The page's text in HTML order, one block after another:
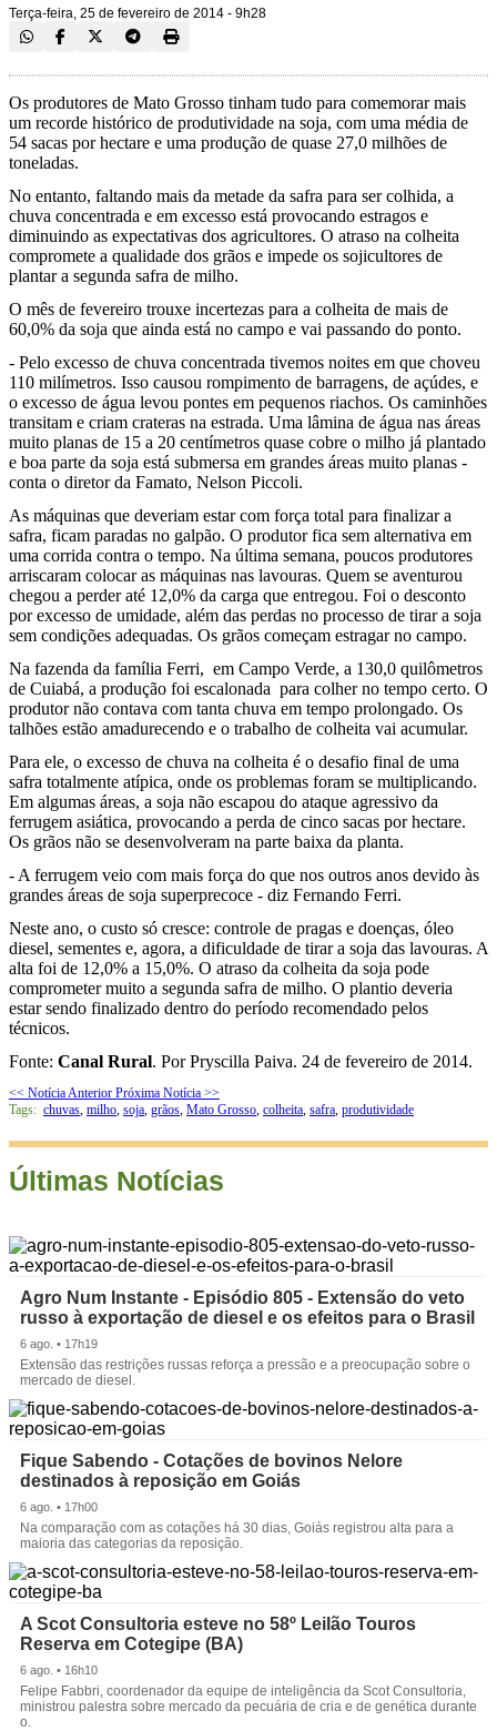
Terça-feira, 25 de fevereiro de 2014 - 9h28
Os produtores de Mato Grosso tinham tudo para comemorar mais
um recorde histórico de produtividade na soja, com uma média de
54 sacas por hectare e uma produção de quase 27,0 milhões de
toneladas.
No entanto, faltando mais da metade da safra para ser colhida, a
chuva concentrada e em excesso está provocando estragos e
diminuindo as expectativas dos agricultores. O atraso na colheita
compromete a qualidade dos grãos e impede os sojicultores de
plantar a segunda safra de milho.
O mês de fevereiro trouxe incertezas para a colheita de mais de
60,0% da soja que ainda está no campo e vai passando do ponto.
- Pelo excesso de chuva concentrada tivemos noites em que choveu
110 milímetros. Isso causou rompimento de barragens, de açúdes, e
o excesso de água levou pontes em pequenos riachos. Os caminhões
transitam e criam crateras na estrada. Uma lâmina de água nas áreas
muito planas de 15 a 20 centímetros quase cobre o milho já plantado
e boa parte da soja está submersa em grandes áreas muito planas -
conta o diretor da Famato, Nelson Piccoli.
As máquinas que deveriam estar com força total para finalizar a
safra, ficam paradas no galpão. O produtor fica sem alternativa em
uma corrida contra o tempo. Na última semana, poucos produtores
arriscaram colocar as máquinas nas lavouras. Quem se aventurou
chegou a perder até 12,0% da carga que entregou. Foi o desconto
por excesso de umidade, além das perdas no processo de tirar a soja
sem condições adequadas. Os grãos começam estragar no campo.
Na fazenda da família Ferri, em Campo Verde, a 130,0 quilômetros
de Cuiabá, a produção foi escalonada para colher no tempo certo. O
produtor não contava com tanta chuva em tempo prolongado. Os
talhões estão amadurecendo e o trabalho de colheita vai acumular.
Para ele, o excesso de chuva na colheita é o desafio final de uma
safra totalmente atípica, onde os problemas foram se multiplicando.
Em algumas áreas, a soja não escapou do ataque agressivo da
ferrugem asiática, provocando a perda de cinco sacas por hectare.
Os grãos não se desenvolveram na parte baixa da planta.
- A ferrugem veio com mais força do que nos outros anos devido às
grandes áreas de soja superprecoce - diz Fernando Ferri.
Neste ano, o custo só cresce: controle de pragas e doenças, óleo
diesel, sementes e, agora, a dificuldade de tirar a soja das lavouras. A
alta foi de 12,0% a 15,0%. O atraso da colheita da soja pode
comprometer muito a segunda safra de milho. O plantio deveria
estar sendo finalizado dentro do período recomendado pelos
técnicos.
Fonte: Canal Rural. Por Pryscilla Paiva. 24 de fevereiro de 2014.
<< Notícia Anterior Próxima Notícia >>
Tags: chuvas, milho, soja, grãos, Mato Grosso, colheita, safra, produtividade
Últimas Notícias
Agro Num Instante - Episódio 805 - Extensão do veto
russo à exportação de diesel e os efeitos para o Brasil
6 ago. • 17h19
Extensão das restrições russas reforça a pressão e a preocupação sobre o
mercado de diesel.
Fique Sabendo - Cotações de bovinos Nelore
destinados à reposição em Goiás
6 ago. • 17h00
Na comparação com as cotações há 30 dias, Goiás registrou alta para a
maioria das categorias da reposição.
A Scot Consultoria esteve no 58º Leilão Touros
Reserva em Cotegipe (BA)
6 ago. • 16h10
Felipe Fabbri, coordenador da equipe de inteligência da Scot Consultoria,
ministrou palestra sobre mercado da pecuária de cria e de genética durante
o.